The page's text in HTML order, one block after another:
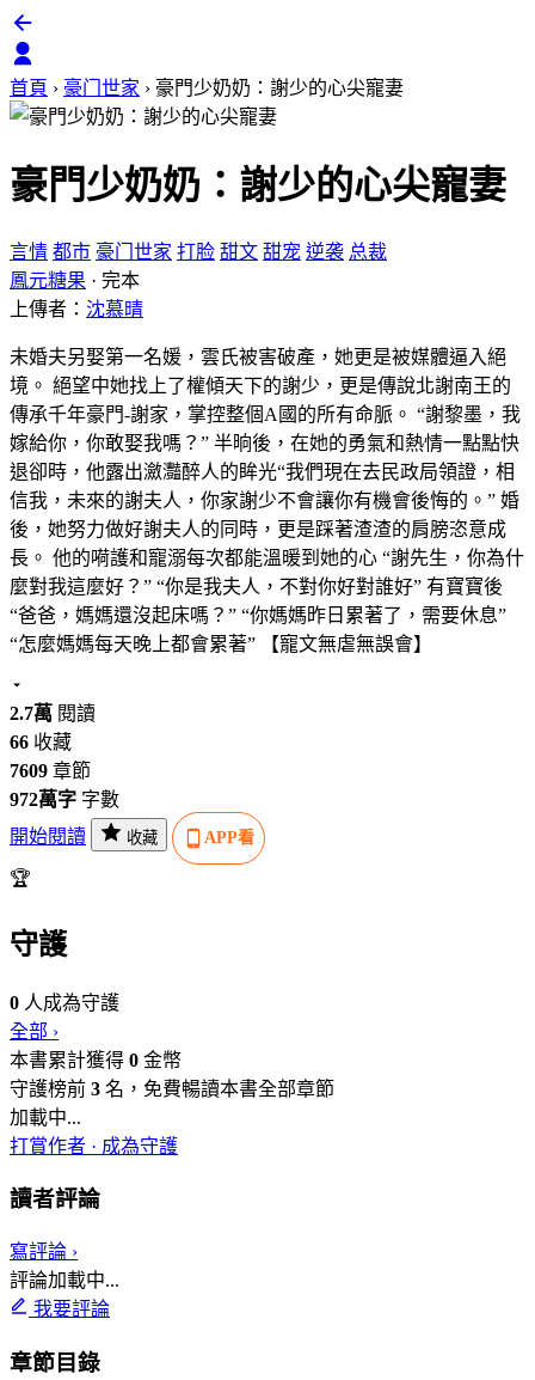
首頁 › 豪门世家 › 豪門少奶奶：謝少的心尖寵妻
豪門少奶奶：謝少的心尖寵妻
言情 都市 豪门世家 打脸 甜文 甜宠 逆袭 总裁
鳳元糖果 · 完本
上傳者： 沈慕晴
未婚夫另娶第一名媛，雲氏被害破產，她更是被媒體逼入絕
境。 絕望中她找上了權傾天下的謝少，更是傳說北謝南王的
傳承千年豪門-謝家，掌控整個A國的所有命脈。 “謝黎墨，我
嫁給你，你敢娶我嗎？” 半晌後，在她的勇氣和熱情一點點快
退卻時，他露出瀲灩醉人的眸光“我們現在去民政局領證，相
信我，未來的謝夫人，你家謝少不會讓你有機會後悔的。” 婚
後，她努力做好謝夫人的同時，更是踩著渣渣的肩膀恣意成
長。 他的嗬護和寵溺每次都能溫暖到她的心 “謝先生，你為什
麼對我這麼好？” “你是我夫人，不對你好對誰好” 有寶寶後
“爸爸，媽媽還沒起床嗎？” “你媽媽昨日累著了，需要休息”
“怎麼媽媽每天晚上都會累著” 【寵文無虐無誤會】
2.7萬 閱讀
66 收藏
7609 章節
972萬字 字數
開始閱讀
收藏 APP看
🏆
守護
0 人成為守護
全部 ›
本書累計獲得 0 金幣
守護榜前 3 名，免費暢讀本書全部章節
加載中...
打賞作者 · 成為守護
讀者評論
寫評論 ›
評論加載中...
我要評論
章節目錄